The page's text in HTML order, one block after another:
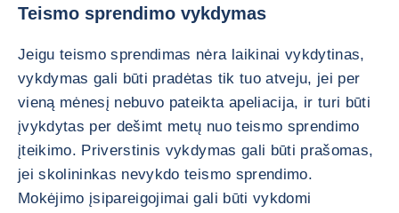
Teismo sprendimo vykdymas
Jeigu teismo sprendimas nėra laikinai vykdytinas,
vykdymas gali būti pradėtas tik tuo atveju, jei per
vieną mėnesį nebuvo pateikta apeliacija, ir turi būti
įvykdytas per dešimt metų nuo teismo sprendimo
įteikimo. Priverstinis vykdymas gali būti prašomas,
jei skolininkas nevykdo teismo sprendimo.
Mokėjimo įsipareigojimai gali būti vykdomi